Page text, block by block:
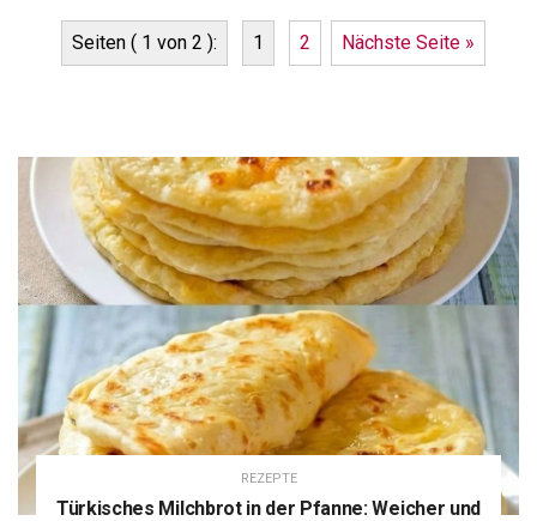
Seiten ( 1 von 2 ): 1 2 Nächste Seite »
REZEPTE
Türkisches Milchbrot in der Pfanne: Weicher und